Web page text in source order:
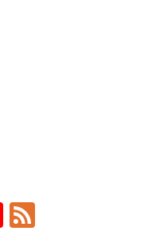
YouTube